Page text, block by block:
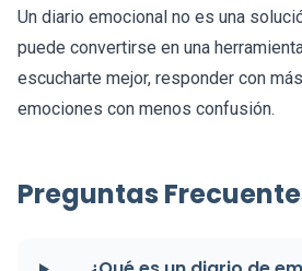
Un diario emocional no es una
puede convertirse en una
escucharte mejor, responder con
emociones con menos confusión.
Preguntas